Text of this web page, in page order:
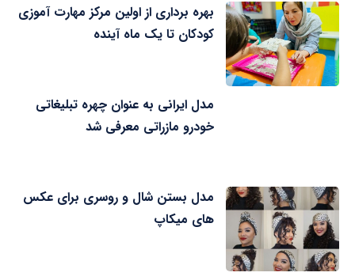
بهره برداری از اولین مرکز مهارت آموزی
کودکان تا یک ماه آینده
مدل ایرانی به عنوان چهره تبلیغاتی
خودرو مازراتی معرفی شد
مدل بستن شال و روسری برای عکس
های میکاپ